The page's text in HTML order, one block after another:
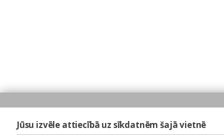
Jūsu izvēle attiecībā uz sīkdatnēm šajā vietnē